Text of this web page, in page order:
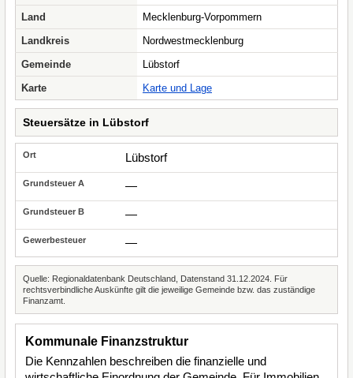
Land
Mecklenburg-Vorpommern
Landkreis
Nordwestmecklenburg
Gemeinde
Lübstorf
Karte
Karte und Lage
Steuersätze in Lübstorf
Lübstorf
—
—
—
Quelle: Regionaldatenbank Deutschland, Datenstand 31.12.2024. Für
rechtsverbindliche Auskünfte gilt die jeweilige Gemeinde bzw. das zuständige
Finanzamt.
Kommunale Finanzstruktur
Die Kennzahlen beschreiben die finanzielle und